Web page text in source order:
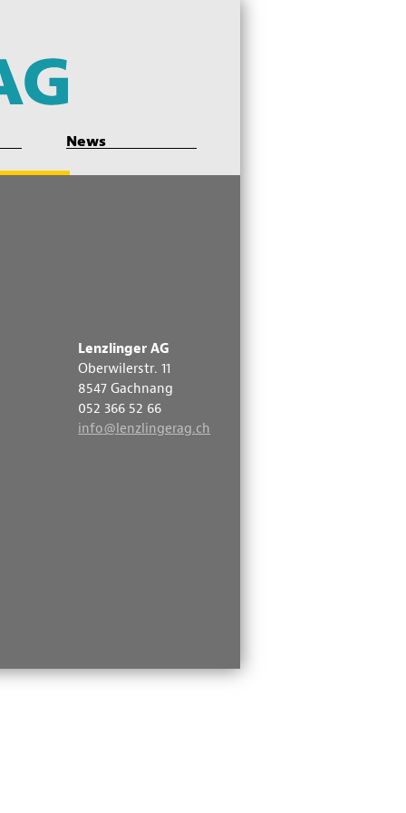
News
Lenzlinger AG
Oberwilerstr. 11
8547 Gachnang
052 366 52 66
info@lenzlingerag.ch